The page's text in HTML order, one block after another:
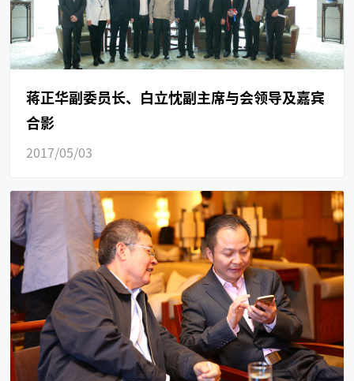
蒋正华副委员长、白立忱副主席与会领导及嘉宾
合影
2017/05/03